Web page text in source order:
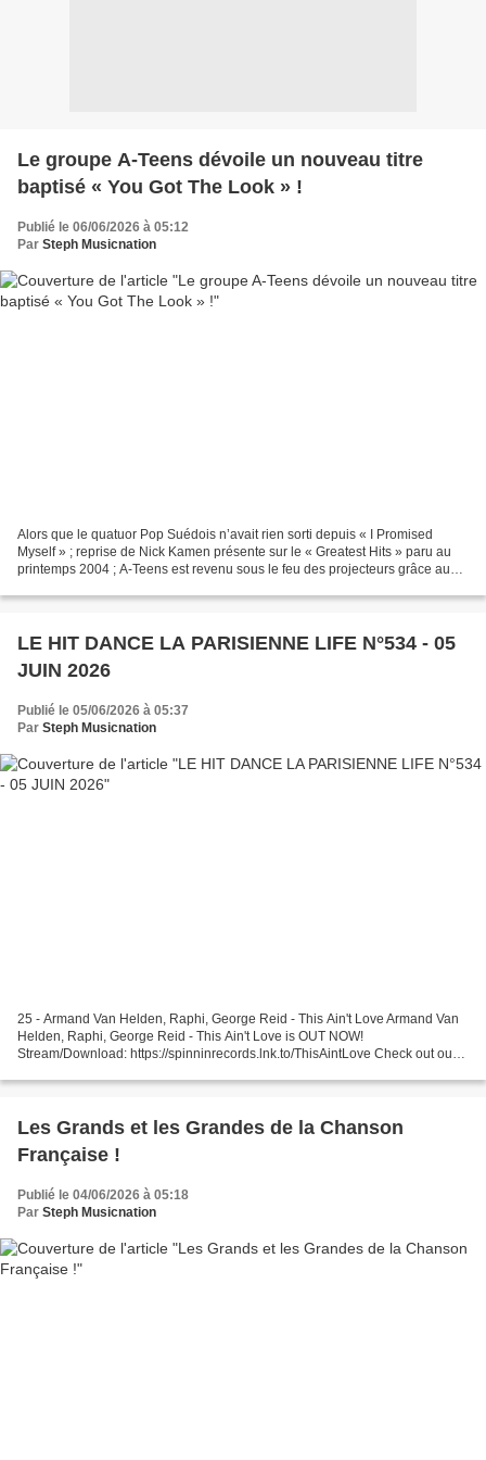
Le groupe A-Teens dévoile un nouveau titre
baptisé « You Got The Look » !
Publié le 06/06/2026 à 05:12
Par Steph Musicnation
Alors que le quatuor Pop Suédois n’avait rien sorti depuis « I Promised
Myself » ; reprise de Nick Kamen présente sur le « Greatest Hits » paru au
printemps 2004 ; A-Teens est revenu sous le feu des projecteurs grâce au
LE HIT DANCE LA PARISIENNE LIFE N°534 - 05
JUIN 2026
Publié le 05/06/2026 à 05:37
Par Steph Musicnation
25 - Armand Van Helden, Raphi, George Reid - This Ain't Love Armand Van
Helden, Raphi, George Reid - This Ain't Love is OUT NOW!
Stream/Download: https://spinninrecords.lnk.to/ThisAintLove Check out our
Les Grands et les Grandes de la Chanson
Française !
Publié le 04/06/2026 à 05:18
Par Steph Musicnation